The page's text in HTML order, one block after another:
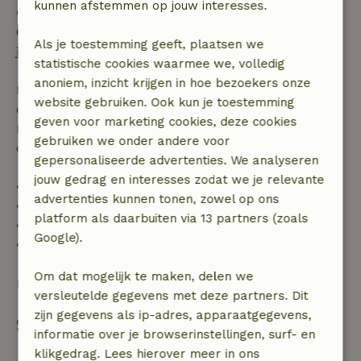
Gratis annuleren binnen 24 uur
Gratis annuleren binnen 24 uur na bevestiging van
je boeking.
Bij annulering binnen gestelde periode heb je recht
op volledige terugbetaling van het boekingsbedrag.
Daarna krijg je een deel van de reissom en 100% van
de borg terugbetaald:
• tot 42 dagen voor aankomst: 70% terugbetaald
• 42–28 dagen voor aankomst: 40% terugbetaald
• 28 dagen tot de aankomstdag: 10% terugbetaald
• op de aankomstdag of later: geen terugbetaling
Bekijk alles
Start mijn boeking
kunnen afstemmen op jouw interesses.
Als je toestemming geeft, plaatsen we
statistische cookies waarmee we, volledig
anoniem, inzicht krijgen in hoe bezoekers onze
website gebruiken. Ook kun je toestemming
geven voor marketing cookies, deze cookies
gebruiken we onder andere voor
gepersonaliseerde advertenties. We analyseren
jouw gedrag en interesses zodat we je relevante
advertenties kunnen tonen, zowel op ons
platform als daarbuiten via 13 partners (zoals
Google).
Om dat mogelijk te maken, delen we
versleutelde gegevens met deze partners. Dit
zijn gegevens als ip-adres, apparaatgegevens,
informatie over je browserinstellingen, surf- en
klikgedrag. Lees hierover meer in ons